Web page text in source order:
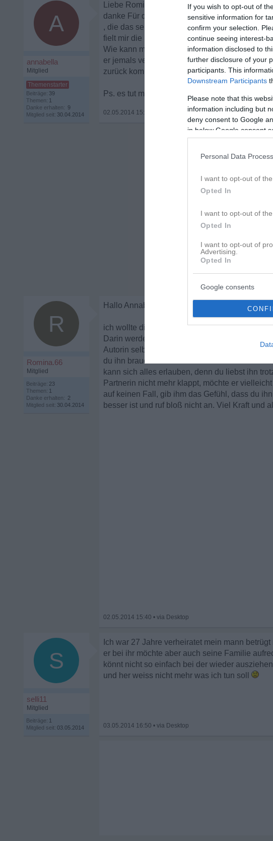
If you wish to opt-out of
sensitive information for
confirm your selection.
continue seeing interest-
information disclosed to
further disclosure of your
participants. This
Downstream Participants
Please note that this
information including but
deny consent to Google
in below Google consent
Personal Data
I want to opt-out of
Opted In
I want to opt-out of
Opted In
I want to opt-out of
Advertising.
Opted In
Google consents
A
annabella
Mitglied
Beiträge: 39
Themen: 1
Danke erhalten: 9
Mitglied seit: 30.04.2014
Liebe Romina,
danke Für deine Worte. Ich lese seit Wochen
, die das selber durchleben müssen und ich
fielt mir die Kraft nach vorne zu schauen. Ich
Wie kann man sich in ein geliebtem
er jemals verstechen wird was er mir und den
zurück kommt.Ich denke das das Glück auf
Ps. es tut mir leid für Rechtschreibung.
02.05.2014 15:14
R
Romina.66
Mitglied
Beiträge: 23
Themen: 1
Danke erhalten: 2
Mitglied seit: 30.04.2014
Hallo Annabella,
ich wollte dir noch einen Buchtipp geben: Ruf
Darin werden auch einige Schicksale von
Autorin selbst ist eine Betroffene. Der größte
du ihn brauchst und zurück willst. So fühlt er
kann sich alles erlauben, denn du liebst ihn
Partnerin nicht mehr klappt, möchte er
auf keinen Fall, gib ihm das Gefühl, dass du
besser ist und ruf bloß nicht an. Viel Kraft und
02.05.2014 15:40 •
S
selli11
Mitglied
Beiträge: 1
Mitglied seit: 03.05.2014
Ich war 27 Jahre verheiratet mein mann
er bei ihr möchte aber auch seine Familie
könnt nicht so einfach bei der wieder
und her weiss nicht mehr was ich tun soll
03.05.2014 16:50 •